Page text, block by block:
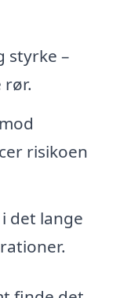
styrke –
risikoen
det lange